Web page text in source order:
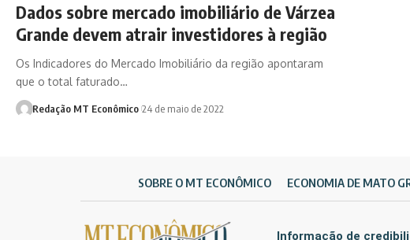
Dados sobre mercado imobiliário de Várzea
Grande devem atrair investidores à região
Os Indicadores do Mercado Imobiliário da região apontaram
que o total faturado…
Redação MT Econômico 24 de maio de 2022
SOBRE O MT ECONÔMICO ECONOMIA DE MATO
Informação de